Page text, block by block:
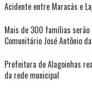
Acidente entre Maracás e
Mais de 300 famílias serão
Comunitário José Antônio
Prefeitura de Alagoinhas
da rede municipal